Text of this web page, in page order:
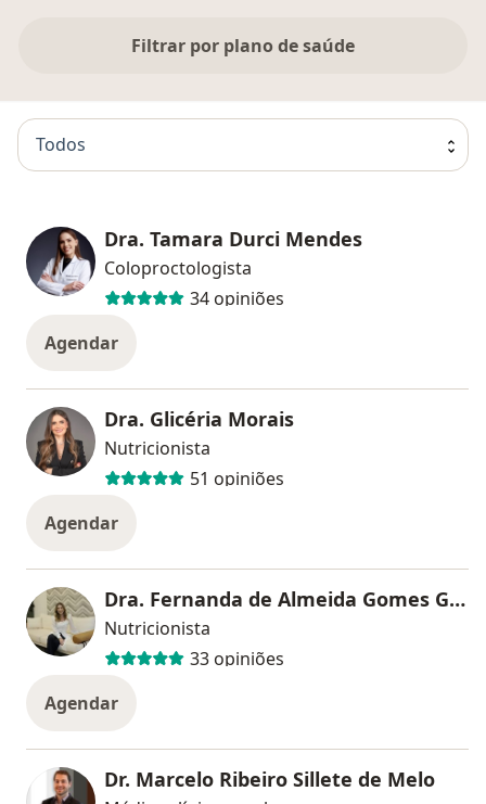
Filtrar por plano de saúde
Todos
Dra. Tamara Durci Mendes
Coloproctologista
34 opiniões
Agendar
Dra. Glicéria Morais
Nutricionista
51 opiniões
Agendar
Dra. Fernanda de Almeida Gomes Gimenes
Nutricionista
33 opiniões
Agendar
Dr. Marcelo Ribeiro Sillete de Melo